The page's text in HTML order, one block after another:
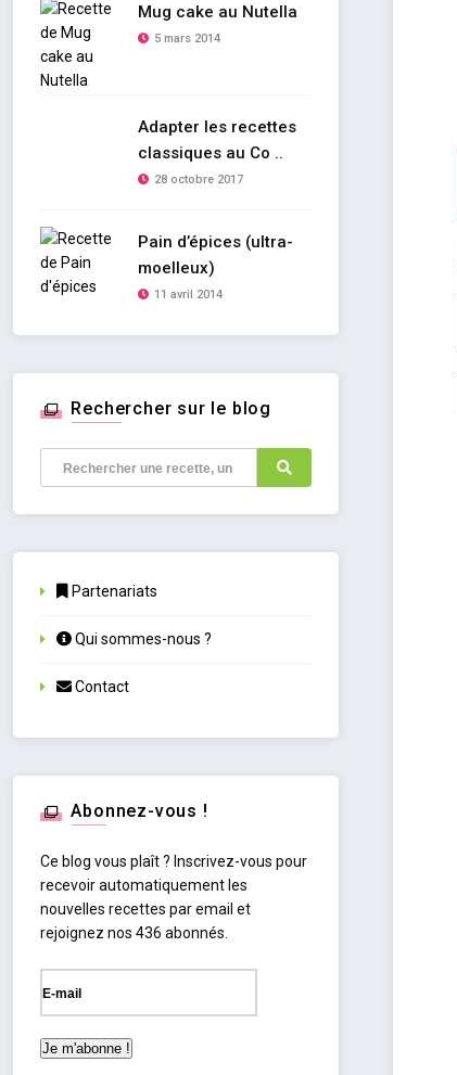
Mug cake au Nutella
5 mars 2014
Adapter les recettes
classiques au Co ..
28 octobre 2017
Pain d’épices (ultra-
moelleux)
11 avril 2014
Rechercher sur le blog
Partenariats
Qui sommes-nous ?
Contact
Abonnez-vous !
Ce blog vous plaît ? Inscrivez-vous pour
recevoir automatiquement les
nouvelles recettes par email et
rejoignez nos 436 abonnés.